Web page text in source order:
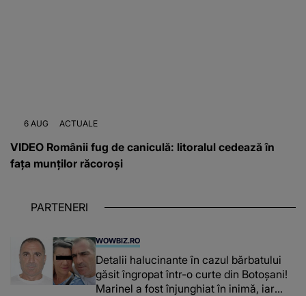
6 AUG ACTUALE
VIDEO Românii fug de caniculă: litoralul cedează în
fața munților răcoroși
PARTENERI
WOWBIZ.RO
Detalii halucinante în cazul bărbatului
găsit îngropat într-o curte din Botoșani!
Marinel a fost înjunghiat în inimă, iar